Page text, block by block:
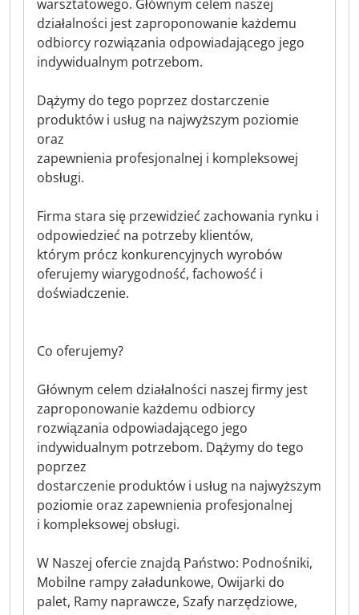
warsztatowego. Głównym celem naszej
działalności jest zaproponowanie każdemu
odbiorcy rozwiązania odpowiadającego jego
indywidualnym potrzebom.
Dążymy do tego poprzez dostarczenie
produktów i usług na najwyższym poziomie
oraz
zapewnienia profesjonalnej i kompleksowej
obsługi.
Firma stara się przewidzieć zachowania rynku i
odpowiedzieć na potrzeby klientów,
którym prócz konkurencyjnych wyrobów
oferujemy wiarygodność, fachowość i
doświadczenie.
Co oferujemy?
Głównym celem działalności naszej firmy jest
zaproponowanie każdemu odbiorcy
rozwiązania odpowiadającego jego
indywidualnym potrzebom. Dążymy do tego
poprzez
dostarczenie produktów i usług na najwyższym
poziomie oraz zapewnienia profesjonalnej
i kompleksowej obsługi.
W Naszej ofercie znajdą Państwo: Podnośniki,
Mobilne rampy załadunkowe, Owijarki do
palet, Ramy naprawcze, Szafy narzędziowe,